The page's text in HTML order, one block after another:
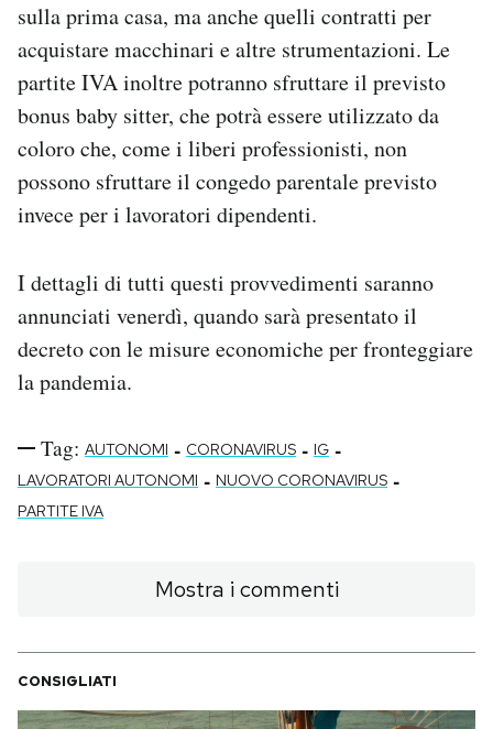
sulla prima casa, ma anche quelli contratti per
acquistare macchinari e altre strumentazioni. Le
partite IVA inoltre potranno sfruttare il previsto
bonus baby sitter, che potrà essere utilizzato da
coloro che, come i liberi professionisti, non
possono sfruttare il congedo parentale previsto
invece per i lavoratori dipendenti.
I dettagli di tutti questi provvedimenti saranno
annunciati venerdì, quando sarà presentato il
decreto con le misure economiche per fronteggiare
la pandemia.
Tag: AUTONOMI - CORONAVIRUS - IG -
LAVORATORI AUTONOMI - NUOVO CORONAVIRUS -
PARTITE IVA
Mostra i commenti
CONSIGLIATI